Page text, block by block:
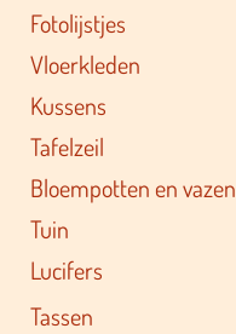
Fotolijstjes
Vloerkleden
Kussens
Tafelzeil
Bloempotten en vazen
Tuin
Lucifers
Tassen